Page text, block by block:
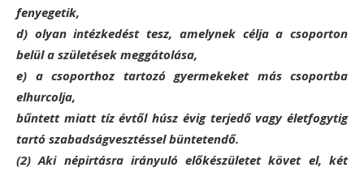
fenyegetik,
d) olyan intézkedést tesz, amelynek célja a csoporton
belül a születések meggátolása,
e) a csoporthoz tartozó gyermekeket más csoportba
elhurcolja,
bűntett miatt tíz évtől húsz évig terjedő vagy életfogytig
tartó szabadságvesztéssel büntetendő.
(2) Aki népirtásra irányuló előkészületet követ el, két